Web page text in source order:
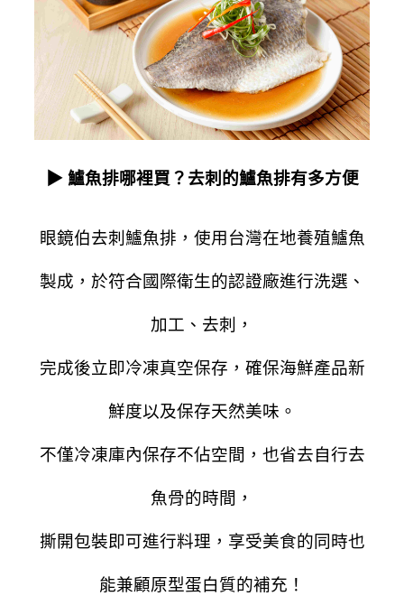
▶ 鱸魚排哪裡買？去刺的鱸魚排有多方便
眼鏡伯去刺鱸魚排，使用台灣在地養殖鱸魚
製成，於符合國際衛生的認證廠進行洗選、
加工、去刺，
完成後立即冷凍真空保存，確保海鮮產品新
鮮度以及保存天然美味。
不僅冷凍庫內保存不佔空間，也省去自行去
魚骨的時間，
撕開包裝即可進行料理，享受美食的同時也
能兼顧原型蛋白質的補充！